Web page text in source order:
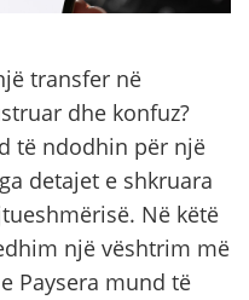
transfer në
dhe konfuz?
të ndodhin për një
detajet e shkruara
Në këtë
një vështrim më
Paysera mund të